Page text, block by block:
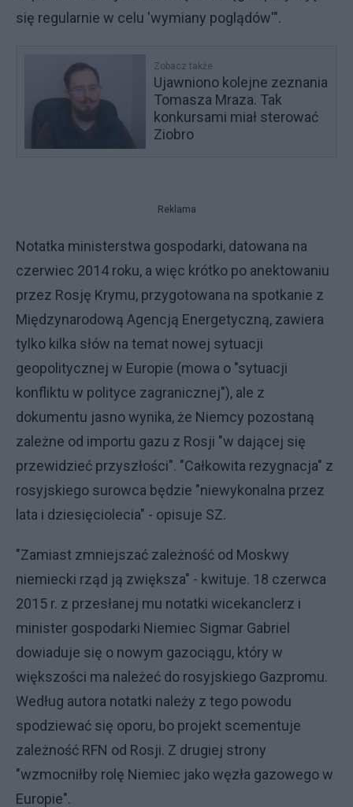
się regularnie w celu 'wymiany poglądów'".
Zobacz także
Ujawniono kolejne zeznania
Tomasza Mraza. Tak
konkursami miał sterować
Ziobro
Reklama
Notatka ministerstwa gospodarki, datowana na
czerwiec 2014 roku, a więc krótko po anektowaniu
przez Rosję Krymu, przygotowana na spotkanie z
Międzynarodową Agencją Energetyczną, zawiera
tylko kilka słów na temat nowej sytuacji
geopolitycznej w Europie (mowa o "sytuacji
konfliktu w polityce zagranicznej"), ale z
dokumentu jasno wynika, że Niemcy pozostaną
zależne od importu gazu z Rosji "w dającej się
przewidzieć przyszłości". "Całkowita rezygnacja" z
rosyjskiego surowca będzie "niewykonalna przez
lata i dziesięciolecia" - opisuje SZ.
"Zamiast zmniejszać zależność od Moskwy
niemiecki rząd ją zwiększa" - kwituje. 18 czerwca
2015 r. z przesłanej mu notatki wicekanclerz i
minister gospodarki Niemiec Sigmar Gabriel
dowiaduje się o nowym gazociągu, który w
większości ma należeć do rosyjskiego Gazpromu.
Według autora notatki należy z tego powodu
spodziewać się oporu, bo projekt scementuje
zależność RFN od Rosji. Z drugiej strony
"wzmocniłby rolę Niemiec jako węzła gazowego w
Europie".